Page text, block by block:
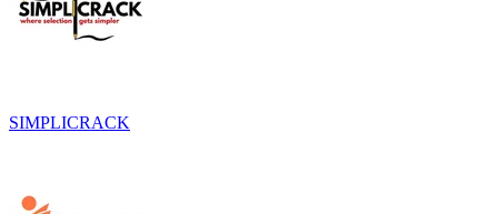
SIMPLICRACK